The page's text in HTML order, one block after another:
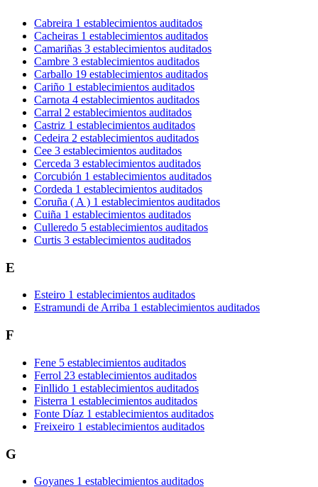
Cabreira 1 establecimientos auditados
Cacheiras 1 establecimientos auditados
Camariñas 3 establecimientos auditados
Cambre 3 establecimientos auditados
Carballo 19 establecimientos auditados
Cariño 1 establecimientos auditados
Carnota 4 establecimientos auditados
Carral 2 establecimientos auditados
Castriz 1 establecimientos auditados
Cedeira 2 establecimientos auditados
Cee 3 establecimientos auditados
Cerceda 3 establecimientos auditados
Corcubión 1 establecimientos auditados
Cordeda 1 establecimientos auditados
Coruña ( A ) 1 establecimientos auditados
Cuiña 1 establecimientos auditados
Culleredo 5 establecimientos auditados
Curtis 3 establecimientos auditados
E
Esteiro 1 establecimientos auditados
Estramundi de Arriba 1 establecimientos auditados
F
Fene 5 establecimientos auditados
Ferrol 23 establecimientos auditados
Finllido 1 establecimientos auditados
Fisterra 1 establecimientos auditados
Fonte Díaz 1 establecimientos auditados
Freixeiro 1 establecimientos auditados
G
Goyanes 1 establecimientos auditados